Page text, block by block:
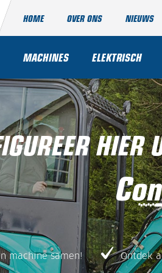
HOME OVER ONS NIEUWS
MACHINES ELEKTRISCH
machine samen! Ontdek